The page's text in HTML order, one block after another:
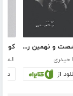
تا شصت و نهمین روز آسمان دلتنگ ماست
حیدری
از
المور